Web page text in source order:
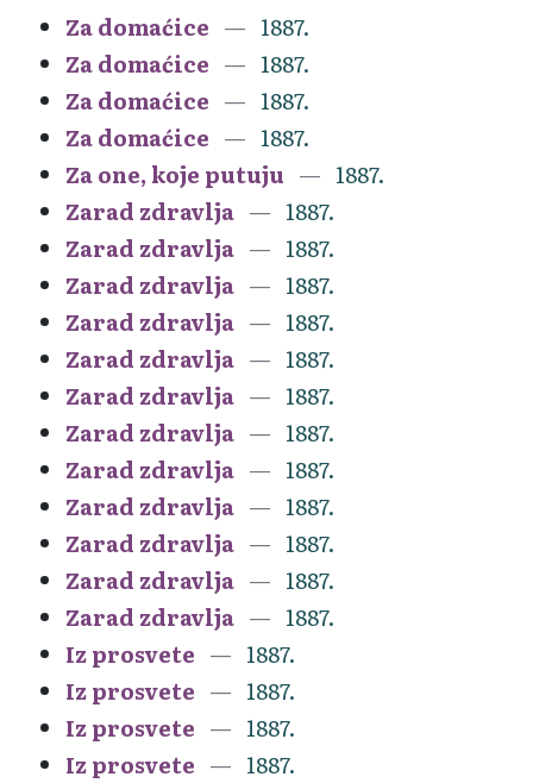
Za domaćice
1887.
Za domaćice
1887.
Za domaćice
1887.
Za domaćice
1887.
Za one, koje putuju
1887.
Zarad zdravlja
1887.
Zarad zdravlja
1887.
Zarad zdravlja
1887.
Zarad zdravlja
1887.
Zarad zdravlja
1887.
Zarad zdravlja
1887.
Zarad zdravlja
1887.
Zarad zdravlja
1887.
Zarad zdravlja
1887.
Zarad zdravlja
1887.
Zarad zdravlja
1887.
Zarad zdravlja
1887.
Iz prosvete
1887.
Iz prosvete
1887.
Iz prosvete
1887.
Iz prosvete
1887.